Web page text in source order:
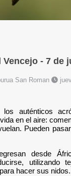
Vencejo - 7 de
San Roman
auténticos
en el aire:
Pueden
desde
utilizando
hacer sus nidos.